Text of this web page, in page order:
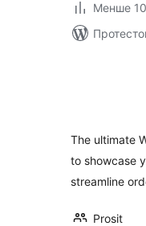
Менше 10
The ultimate
to showcase
streamline
Prosit